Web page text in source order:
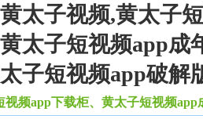
黄太子视频,黄太子
黄太子短视频app成
太子短视频app破解
下载柜、黄太子短视频app